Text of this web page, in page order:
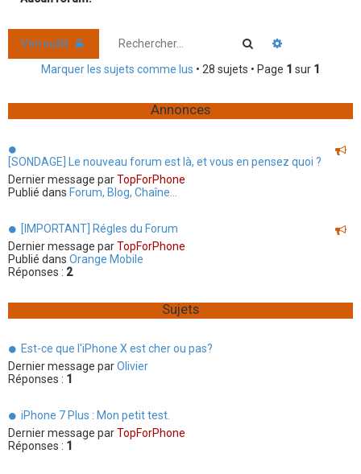
Verrouillé Rechercher
Marquer les sujets comme lus • 28 sujets • Page 1 sur 1
Annonces
[SONDAGE] Le nouveau forum est là, et vous en pensez quoi ?
Dernier message parTopForPhone
Publié dans Forum, Blog, Chaîne...
[IMPORTANT] Régles du Forum
Dernier message parTopForPhone
Publié dans Orange Mobile
Réponses : 2
Sujets
Est-ce que l'iPhone X est cher ou pas?
Dernier message parOlivier
Réponses : 1
iPhone 7 Plus : Mon petit test.
Dernier message parTopForPhone
Réponses : 1